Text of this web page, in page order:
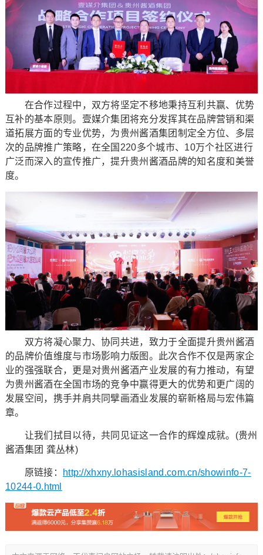
在合作过程中，双方将坚定不移地秉持互利共赢、优势
互补的基本原则。壹媒介集团将充分发挥其在品牌营销和渠
道拓展方面的专业优势，为贵州酱酒集团制定全方位、多层
次的品牌推广策略，在全国220多个城市、10万个社区进行
广泛而深入的宣传推广，提升贵州酱酒品牌的知名度和美誉
度。
双方将凝心聚力、协同共进，致力于全面提升贵州酱酒
的品牌价值维度与市场影响力版图。此次合作不仅是两家企
业的强强联合，更是对贵州酱酒产业发展的有力推动，有望
为贵州酱酒在全国市场的竞争中赢得更大的优势和更广阔的
发展空间，携手并肩共同擘画酒业发展的崭新格局与宏伟篇
章。
让我们拭目以待，共同见证这一合作的辉煌成就。(贵州
酱酒集团 龚丛林)
原链接：
http://xhxny.lohasisland.com.cn/showinfo-7-
10244-0.html